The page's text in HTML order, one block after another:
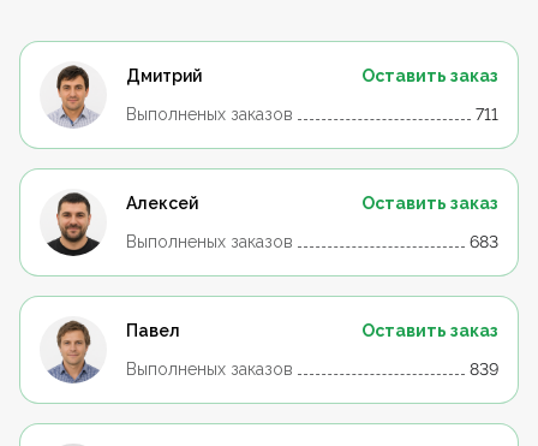
Дмитрий
Оставить заказ
Выполненых заказов
711
Алексей
Оставить заказ
Выполненых заказов
683
Павел
Оставить заказ
Выполненых заказов
839